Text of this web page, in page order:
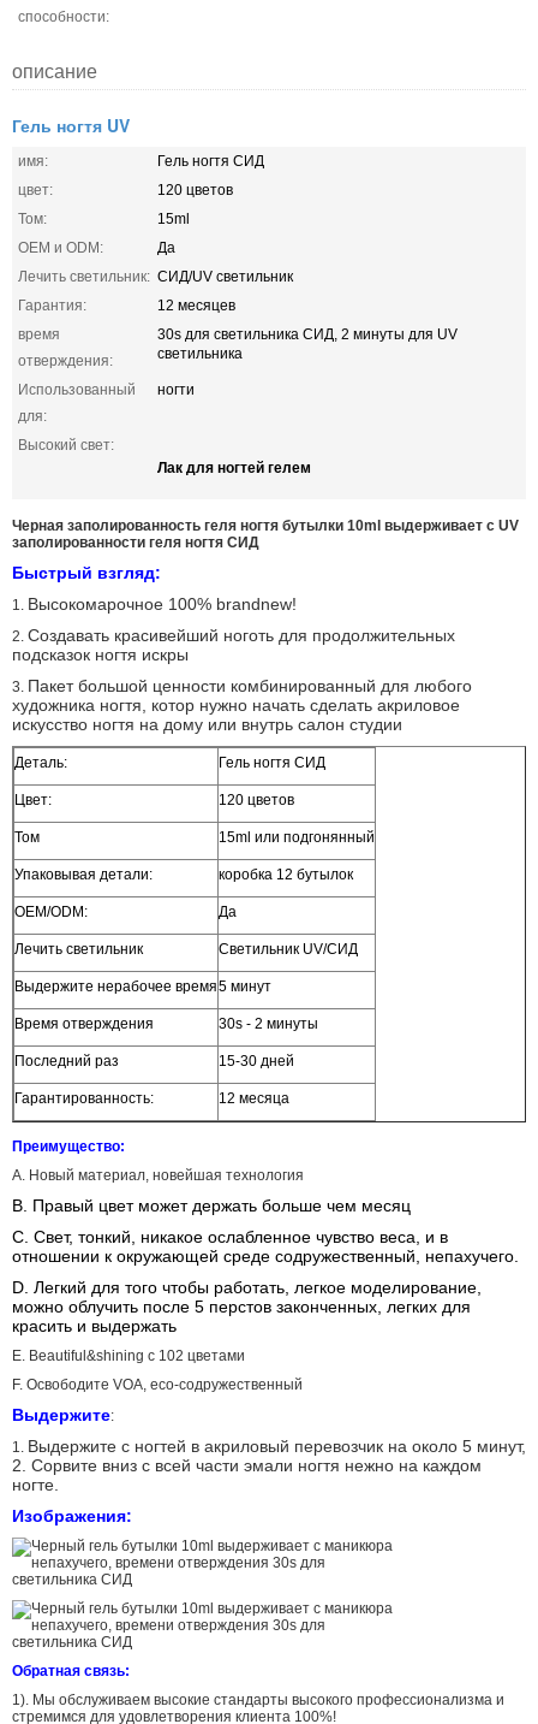
способности:
описание
Гель ногтя UV
имя:
Гель ногтя СИД
цвет:
120 цветов
Том:
15ml
OEM и ODM:
Да
Лечить светильник: СИД/UV светильник
Гарантия:
12 месяцев
время
отверждения:
30s для светильника СИД, 2 минуты для UV
светильника
Использованный
для:
ногти
Высокий свет:
Лак для ногтей гелем
Черная заполированность геля ногтя бутылки 10ml выдерживает с UV
заполированности геля ногтя СИД
Быстрый взгляд:
1. Высокомарочное 100% brandnew!
2. Создавать красивейший ноготь для продолжительных
подсказок ногтя искры
3. Пакет большой ценности комбинированный для любого
художника ногтя, котор нужно начать сделать акриловое
искусство ногтя на дому или внутрь салон студии
Деталь: Гель ногтя СИД
Цвет: 120 цветов
Том 15ml или подгонянный
Упаковывая детали: коробка 12 бутылок
OEM/ODM: Да
Лечить светильник Светильник UV/СИД
Выдержите нерабочее время5 минут
Время отверждения 30s - 2 минуты
Последний раз 15-30 дней
Гарантированность: 12 месяца
Преимущество:
A. Новый материал, новейшая технология
B. Правый цвет может держать больше чем месяц
C. Свет, тонкий, никакое ослабленное чувство веса, и в
отношении к окружающей среде содружественный, непахучего.
D. Легкий для того чтобы работать, легкое моделирование,
можно облучить после 5 перстов законченных, легких для
красить и выдержать
E. Beautiful&shining с 102 цветами
F. Освободите VOA, eco-содружественный
Выдержите:
1. Выдержите с ногтей в акриловый перевозчик на около 5 минут,
2. Сорвите вниз с всей части эмали ногтя нежно на каждом
ногте.
Изображения:
Обратная связь:
1). Мы обслуживаем высокие стандарты высокого профессионализма и
стремимся для удовлетворения клиента 100%!